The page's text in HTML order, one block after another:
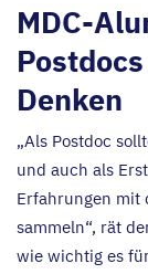
MDC-
Denken
„Als Postdoc
und auch als
Erfahrungen mit
sammeln“, rät
wie wichtig es